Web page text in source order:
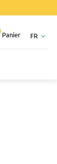
Panier FR keyboard_arrow_down